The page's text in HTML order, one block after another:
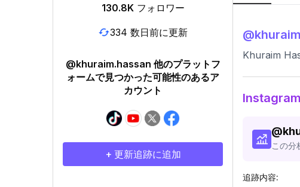
130.8K フォロワー
334 数日前に更新
@khuraim.hassan 他のプラットフ
ォームで見つかった可能性のあるア
カウント
+ 更新追跡に追加
@
Khuraim
@
この分
追跡内容: